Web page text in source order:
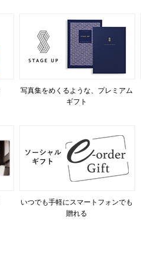
写真集をめくるような、プレミアム
ギフト
いつでも手軽にスマートフォンでも
贈れる